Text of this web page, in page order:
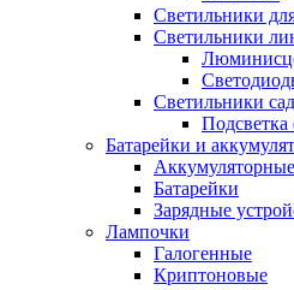
Светильники
Светильники
Светильники
Подсветка
Батарейки и
Батарейки
Зарядные
Лампочки
Галогенные
Криптоновые